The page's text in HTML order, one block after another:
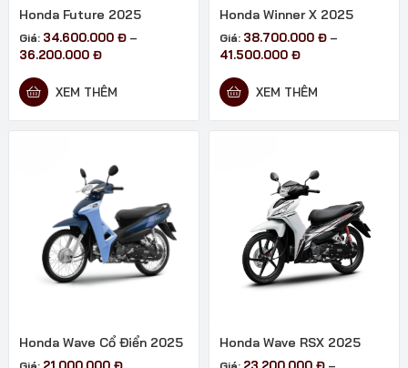
Honda Future 2025
Giá: 34.600.000 Đ –
36.200.000 ĐKhoảng
từ
XEM THÊM
Honda Winner X 2025
Giá: 38.700.000 Đ –
41.500.000 ĐKhoảng
từ
XEM THÊM
Honda Wave Cổ Điển 2025 Honda Wave RSX 2025